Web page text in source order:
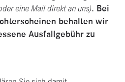
eine Mail direkt an uns). Bei
behalten wir
Ausfallgebühr zu